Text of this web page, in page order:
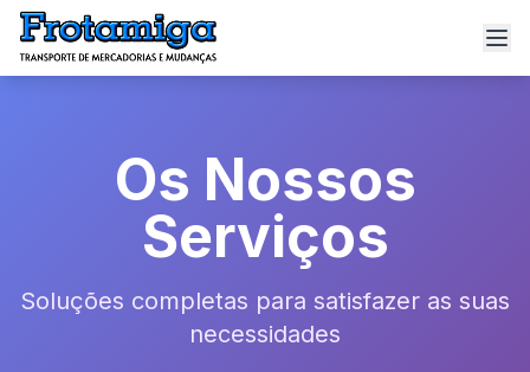
Os Nossos
Serviços
Soluções completas para satisfazer as suas
necessidades